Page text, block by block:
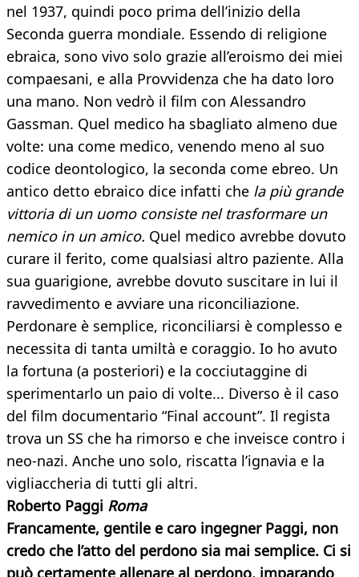
nel 1937, quindi poco prima dell’inizio della
Seconda guerra mondiale. Essendo di religione
ebraica, sono vivo solo grazie all’eroismo dei miei
compaesani, e alla Provvidenza che ha dato loro
una mano. Non vedrò il film con Alessandro
Gassman. Quel medico ha sbagliato almeno due
volte: una come medico, venendo meno al suo
codice deontologico, la seconda come ebreo. Un
antico detto ebraico dice infatti che la più grande
vittoria di un uomo consiste nel trasformare un
nemico in un amico. Quel medico avrebbe dovuto
curare il ferito, come qualsiasi altro paziente. Alla
sua guarigione, avrebbe dovuto suscitare in lui il
ravvedimento e avviare una riconciliazione.
Perdonare è semplice, riconciliarsi è complesso e
necessita di tanta umiltà e coraggio. Io ho avuto
la fortuna (a posteriori) e la cocciutaggine di
sperimentarlo un paio di volte... Diverso è il caso
del film documentario “Final account”. Il regista
trova un SS che ha rimorso e che inveisce contro i
neo-nazi. Anche uno solo, riscatta l’ignavia e la
vigliaccheria di tutti gli altri.
Roberto Paggi Roma
Francamente, gentile e caro ingegner Paggi, non
credo che l’atto del perdono sia mai semplice. Ci si
può certamente allenare al perdono, imparando